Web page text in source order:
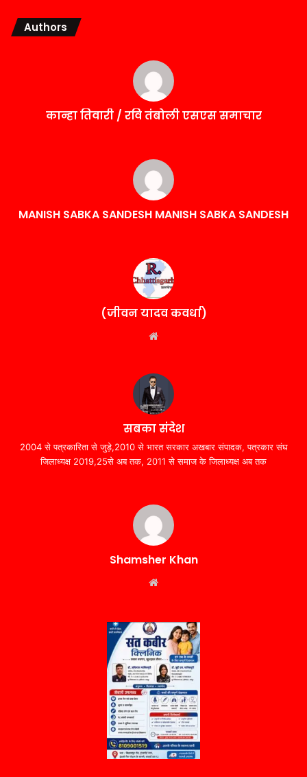
Authors
कान्हा तिवारी / रवि तंबोली एसएस समाचार
MANISH SABKA SANDESH MANISH SABKA SANDESH
(जीवन यादव कवर्धा)
सबका संदेश
2004 से पत्रकारिता से जुड़े,2010 से भारत सरकार अखबार संपादक, पत्रकार संघ
जिलाध्यक्ष 2019,25से अब तक, 2011 से समाज के जिलाध्यक्ष अब तक
Shamsher Khan